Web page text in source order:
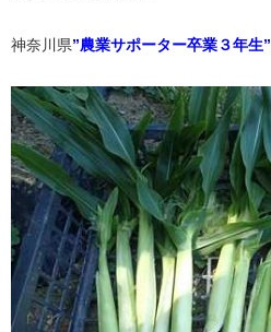
神奈川県”農業サポーター卒業３年生”